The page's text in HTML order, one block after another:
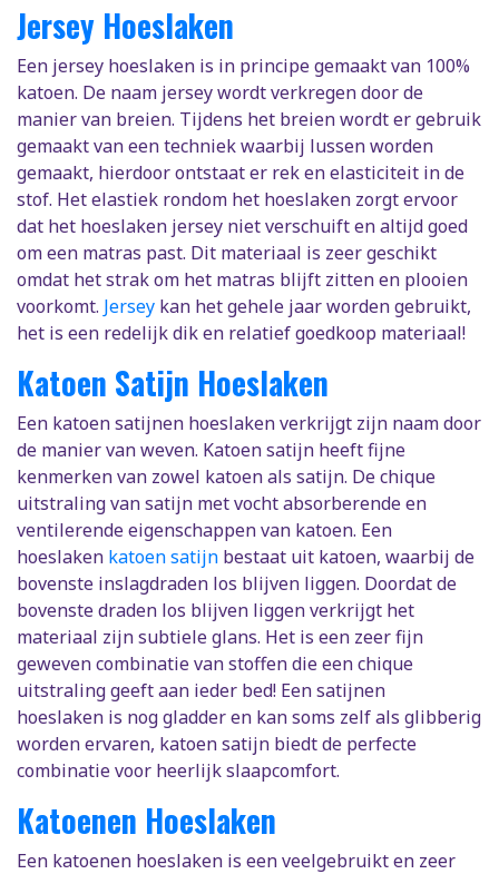
Jersey Hoeslaken
Een jersey hoeslaken is in principe gemaakt van 100%
katoen. De naam jersey wordt verkregen door de
manier van breien. Tijdens het breien wordt er gebruik
gemaakt van een techniek waarbij lussen worden
gemaakt, hierdoor ontstaat er rek en elasticiteit in de
stof. Het elastiek rondom het hoeslaken zorgt ervoor
dat het hoeslaken jersey niet verschuift en altijd goed
om een matras past. Dit materiaal is zeer geschikt
omdat het strak om het matras blijft zitten en plooien
voorkomt. Jersey kan het gehele jaar worden gebruikt,
het is een redelijk dik en relatief goedkoop materiaal!
Katoen Satijn Hoeslaken
Een katoen satijnen hoeslaken verkrijgt zijn naam door
de manier van weven. Katoen satijn heeft fijne
kenmerken van zowel katoen als satijn. De chique
uitstraling van satijn met vocht absorberende en
ventilerende eigenschappen van katoen. Een
hoeslaken katoen satijn bestaat uit katoen, waarbij de
bovenste inslagdraden los blijven liggen. Doordat de
bovenste draden los blijven liggen verkrijgt het
materiaal zijn subtiele glans. Het is een zeer fijn
geweven combinatie van stoffen die een chique
uitstraling geeft aan ieder bed! Een satijnen
hoeslaken is nog gladder en kan soms zelf als glibberig
worden ervaren, katoen satijn biedt de perfecte
combinatie voor heerlijk slaapcomfort.
Katoenen Hoeslaken
Een katoenen hoeslaken is een veelgebruikt en zeer